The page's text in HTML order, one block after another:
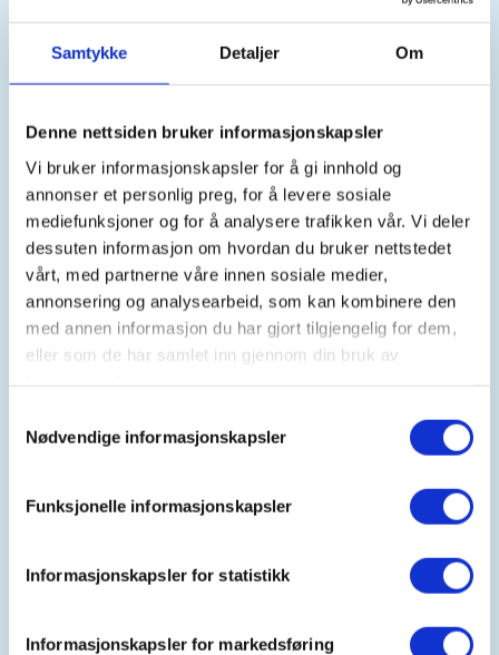
Samtykke Detaljer Om
Denne nettsiden bruker informasjonskapsler
Vi bruker informasjonskapsler for å gi innhold og
annonser et personlig preg, for å levere sosiale
mediefunksjoner og for å analysere trafikken vår. Vi deler
dessuten informasjon om hvordan du bruker nettstedet
vårt, med partnerne våre innen sosiale medier,
annonsering og analysearbeid, som kan kombinere den
med annen informasjon du har gjort tilgjengelig for dem,
eller som de har samlet inn gjennom din bruk av
Nødvendige informasjonskapsler
Funksjonelle informasjonskapsler
Informasjonskapsler for statistikk
Informasjonskapsler for markedsføring
Tid
Kl. 18.00 - 20.00
Arrangør
Froland JFF
Kontaktperson
post@veraasdal.no
Skytetrening med rifle på 100 mtr. banen, og/eller
skyting med hagle på
Skyteprogrammet fastsettes på foregående